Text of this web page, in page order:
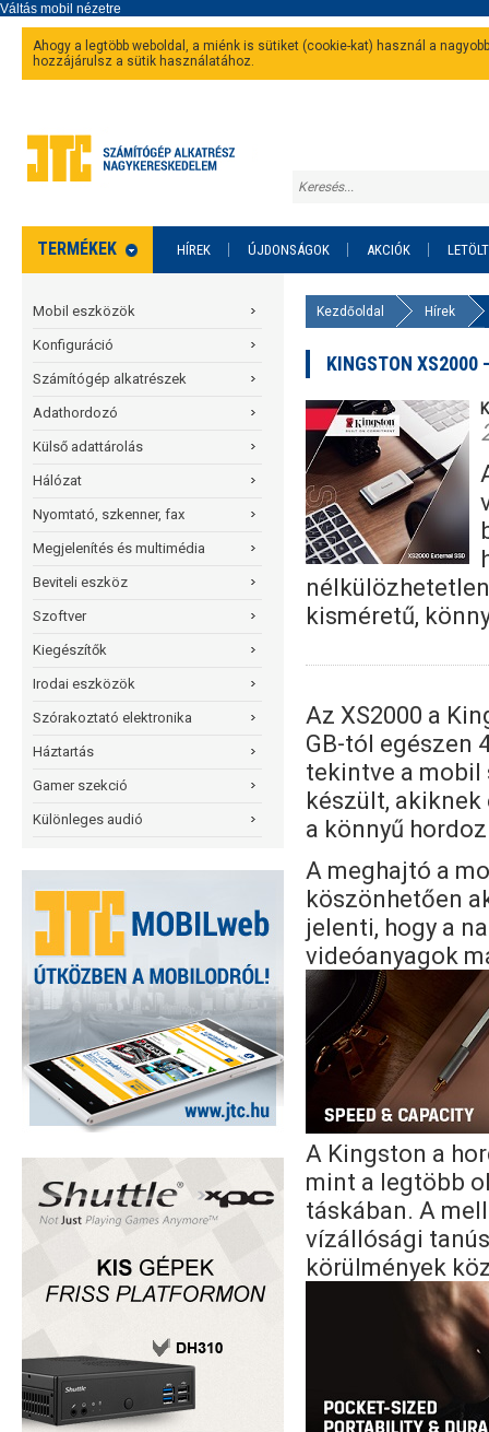
Ahogy a legtöbb weboldal, a miénk is sütiket (cookie-kat) használ a
hozzájárulsz a sütik használatához.
TERMÉKEK HÍREK ÚJDONSÁGOK AKCIÓK
Mobil eszközök
Konfiguráció
Számítógép alkatrészek
Adathordozó
Külső adattárolás
Hálózat
Nyomtató, szkenner, fax
Megjelenítés és multimédia
Beviteli eszköz
Szoftver
Kiegészítők
Irodai eszközök
Szórakoztató elektronika
Háztartás
Gamer szekció
Különleges audió
Kezdőoldal Hírek
KINGSTON XS2000
kisméretű,
Az XS2000 a
GB-tól egészen
tekintve a mobil
készült,
a könnyű
A meghajtó a
köszönhetően
jelenti, hogy a
videóanyagok
A Kingston a
mint a legtöbb
táskában. A
vízállósági
körülmények